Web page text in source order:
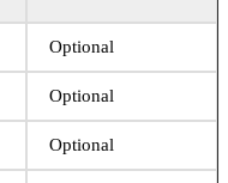
Optional
Optional
Optional